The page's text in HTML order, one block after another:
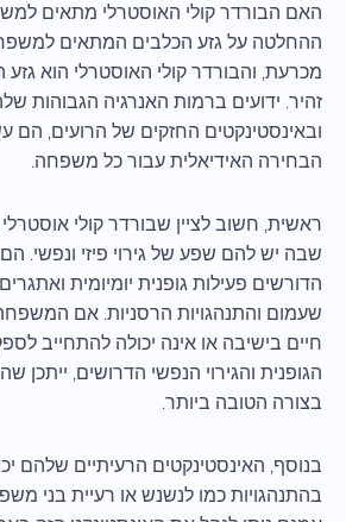
האם הבורדר קולי האוסטרלי מתאים
ההחלטה על גזע הכלבים המתאים
מכרעת, והבורדר קולי האוסטרלי הוא
זהיר. ידועים ברמות האנרגיה הגבוהות
ובאינסטינקטים החזקים של הרועים, הם
הבחירה האידיאלית עבור כל משפחה.
ראשית, חשוב לציין שבורדר קולי
שבה יש להם שפע של גירוי פיזי ונפשי.
הדורשים פעילות גופנית יומיומית
שעמום והתנהגויות הרסניות. אם
חיים בישיבה או אינה יכולה להתחייב
הגופנית והגירוי הנפשי הדרושים, ייתכן
בצורה הטובה ביותר.
בנוסף, האינסטינקטים הרעיתיים שלהם
בהתנהגויות כמו לנשנש או רעיית בני